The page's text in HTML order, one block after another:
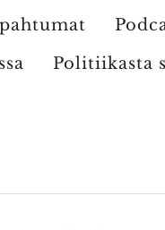
Politiikasta